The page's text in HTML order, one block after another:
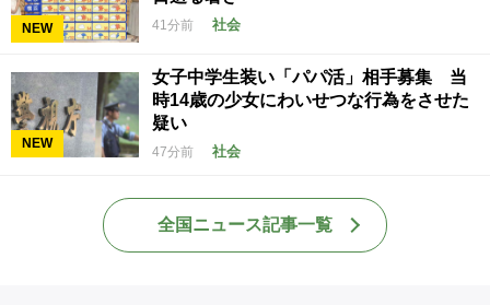
NEW 41分前 社会
NEW
女子中学生装い「パパ活」相手募集 当
時14歳の少女にわいせつな行為をさせた
疑い
47分前 社会
全国ニュース記事一覧